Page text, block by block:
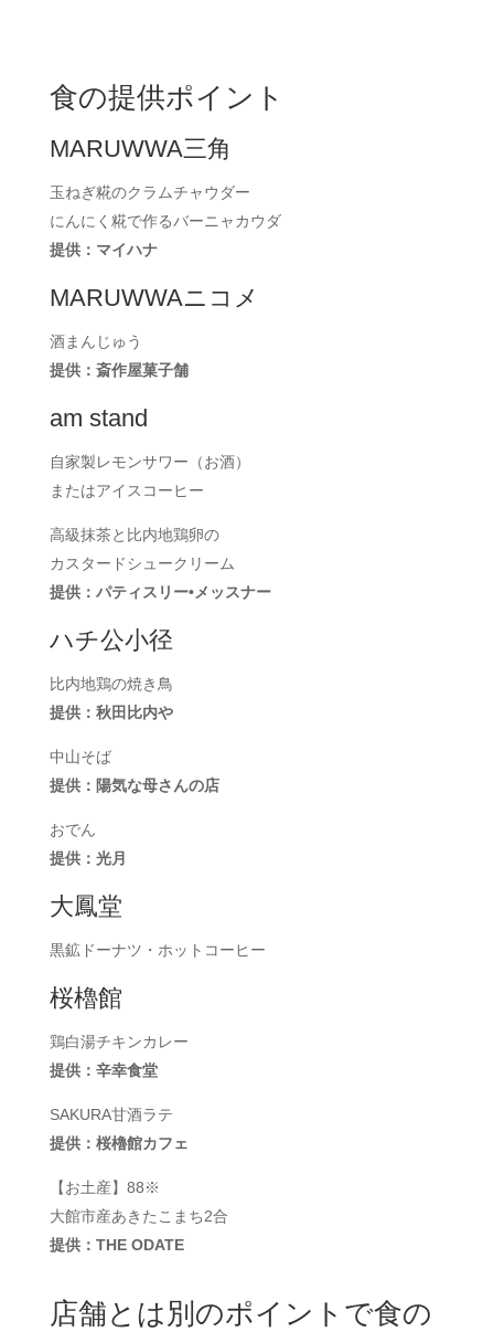
食の提供ポイント
MARUWWA三角
玉ねぎ糀のクラムチャウダー
にんにく糀で作るバーニャカウダ
提供：マイハナ
MARUWWAニコメ
酒まんじゅう
提供：斎作屋菓子舗
am stand
自家製レモンサワー（お酒）
またはアイスコーヒー
高級抹茶と比内地鶏卵の
カスタードシュークリーム
提供：パティスリー•メッスナー
ハチ公小径
比内地鶏の焼き鳥
提供：秋田比内や
中山そば
提供：陽気な母さんの店
おでん
提供：光月
大鳳堂
黒鉱ドーナツ・ホットコーヒー
桜櫓館
鶏白湯チキンカレー
提供：辛幸食堂
SAKURA甘酒ラテ
提供：桜櫓館カフェ
【お土産】88※
大館市産あきたこまち2合
提供：THE ODATE
店舗とは別のポイントで食の